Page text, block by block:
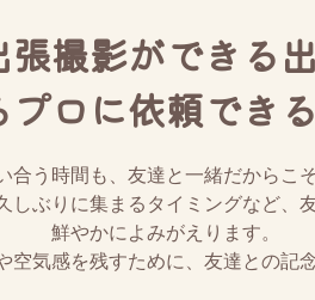
撮影ができる
ロに依頼でき
う時間も、友達と一緒だからこ
ぶりに集まるタイミングなど、
鮮やかによみがえります。
空気感を残すために、友達との記